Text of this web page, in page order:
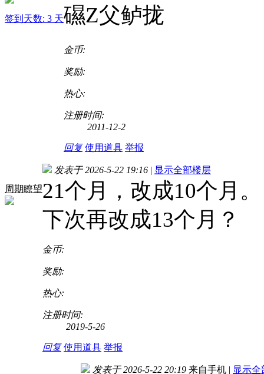
签到天数: 3 天礘Z父鲈拢
金币:
奖励:
热心:
注册时间:
2011-12-2
回复 使用道具 举报
周期瞭望
发表于 2026-5-22 19:16 | 显示全部楼层
21个月，改成10个月。
下次再改成13个月？
金币:
奖励:
热心:
注册时间:
2019-5-26
回复 使用道具 举报
发表于 2026-5-22 20:19 来自手机 | 显示全